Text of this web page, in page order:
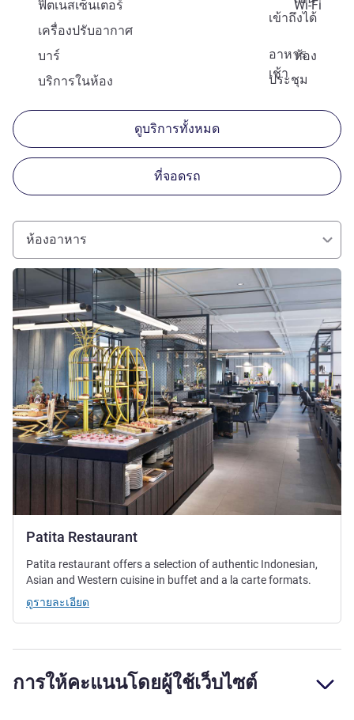
เข้าถึงได้
ฟิตเนสเซ็นเตอร์
Wi-Fi
เครื่องปรับอากาศ
อาหาร
เช้า
บาร์
ห้อง
ประชุม
บริการในห้อง
ดูบริการทั้งหมด
ที่จอดรถ
ห้องอาหาร
Patita Restaurant
ดูรายละเอียด
Patita restaurant offers a selection of authentic Indonesian,
Asian and Western cuisine in buffet and a la carte formats.
ดูรายละเอียด
การให้คะแนนโดยผู้ใช้เว็บไซต์